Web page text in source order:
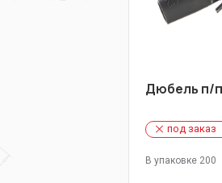
Дюбель п/п
под заказ
В упаковке 200